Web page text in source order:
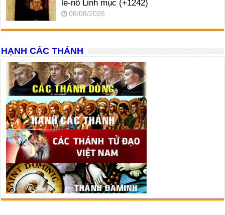
le-nô Linh mục (+1242)
08/08/2026
HẠNH CÁC THÁNH